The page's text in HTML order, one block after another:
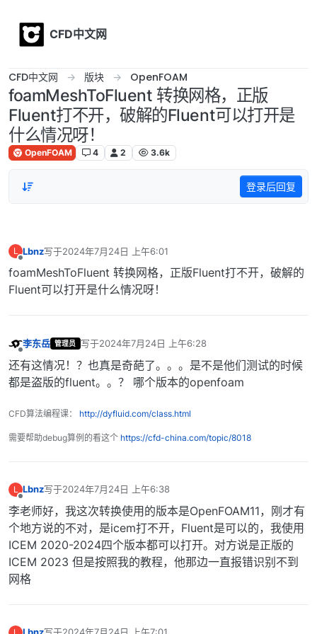
CFD中文网
CFD中文网 版块 OpenFOAM
foamMeshToFluent 转换网格，正版
Fluent打不开，破解的Fluent可以打开是
什么情况呀！
OpenFOAM 4 2 3.6k
登录后回复
L Lbnz写于2024年7月24日 上午6:01
最后由 编辑
foamMeshToFluent 转换网格，正版Fluent打不开，破解的
Fluent可以打开是什么情况呀！
李东岳 管理员 写于2024年7月24日 上午6:28
最后由 编辑
还有这情况！？也真是奇葩了。。。是不是他们测试的时候
都是盗版的fluent。。？ 哪个版本的openfoam
CFD算法编程课： http://dyfluid.com/class.html
需要帮助debug算例的看这个 https://cfd-china.com/topic/8018
L Lbnz写于2024年7月24日 上午6:38
最后由 编辑
李老师好，我这次转换使用的版本是OpenFOAM11，刚才有
个地方说的不对，是icem打不开，Fluent是可以的，我使用
ICEM 2020-2024四个版本都可以打开。对方说是正版的
ICEM 2023 但是按照我的教程，他那边一直报错识别不到
网格